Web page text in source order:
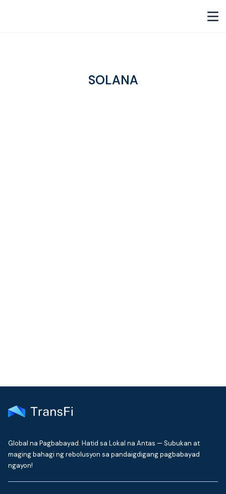
SOLANA
Global na Pagbabayad. Hatid sa Lokal na Antas — Subukan at
maging bahagi ng rebolusyon sa pandaigdigang pagbabayad
ngayon!